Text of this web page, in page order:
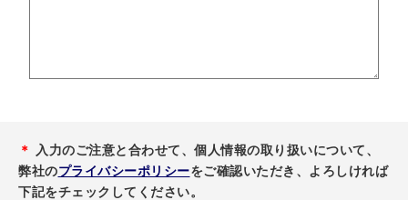
＊
入力のご注意と合わせて、個人情報の取り扱いについて、
弊社のプライバシーポリシーをご確認いただき、よろしければ
下記をチェックしてください。